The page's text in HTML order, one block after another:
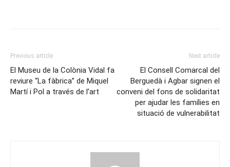
Previous article
El Museu de la Colònia Vidal fa
reviure “La fàbrica” de Miquel
Martí i Pol a través de l’art
Next article
El Consell Comarcal del
Berguedà i Agbar signen el
conveni del fons de solidaritat
per ajudar les famílies en
situació de vulnerabilitat